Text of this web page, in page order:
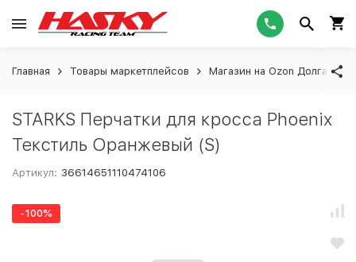
Главная Товары маркетплейсов Магазин на Ozon Долгашева
STARKS Перчатки для кросса Phoenix
Текстиль Оранжевый (S)
Артикул: 36614651110474106
-100%